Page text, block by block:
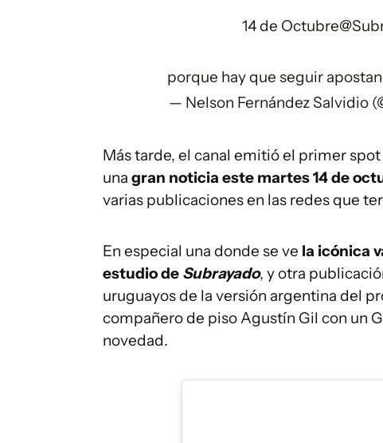
14 de Octubre
porque hay que seguir
— Nelson Fernández Salvidio
Más tarde, el canal emitió el primer
una gran noticia este martes 14 de
varias publicaciones en las redes que
En especial una donde se ve la icónica
estudio de Subrayado, y otra
uruguayos de la versión argentina del
compañero de piso Agustín Gil con un
novedad.